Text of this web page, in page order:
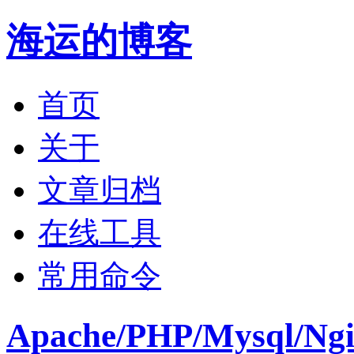
海运的博客
首页
关于
文章归档
在线工具
常用命令
Apache/PHP/Mysql/